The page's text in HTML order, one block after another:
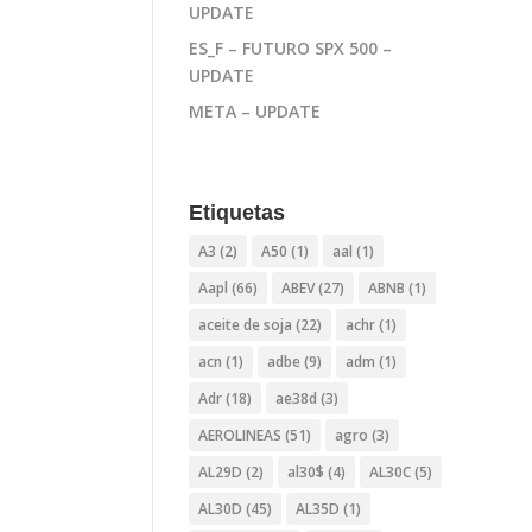
UPDATE
ES_F – FUTURO SPX 500 –
UPDATE
META – UPDATE
Etiquetas
A3 (2) A50 (1) aal (1)
Aapl (66) ABEV(27) ABNB (1)
aceite de soja (22) achr(1)
acn (1) adbe (9) adm (1)
Adr(18) ae38d (3)
AEROLINEAS (51) agro (3)
AL29D (2) al30$ (4) AL30C(5)
AL30D (45) AL35D (1)